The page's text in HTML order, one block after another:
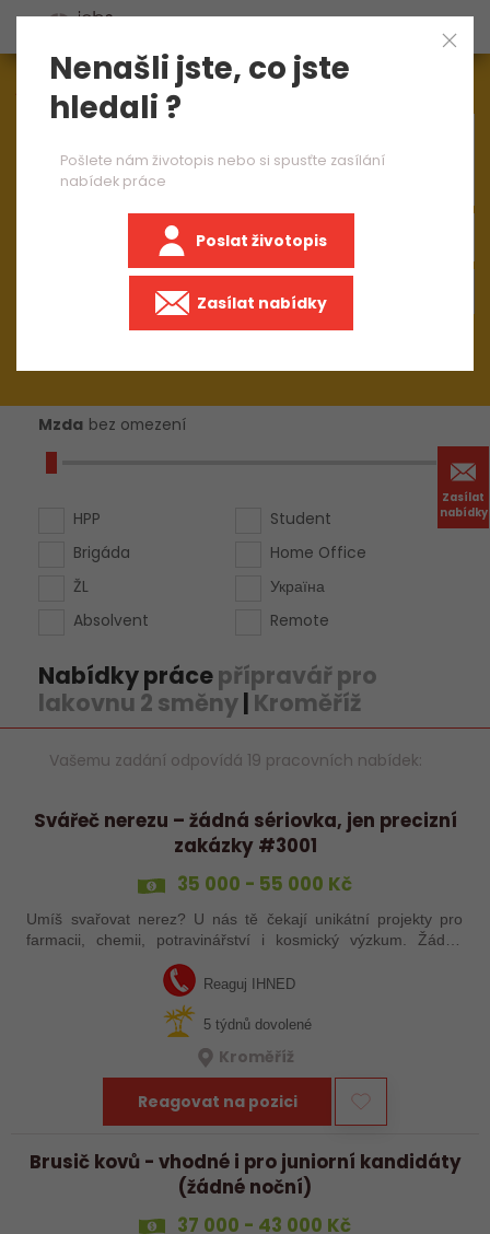
Zasílat
nabídky
Aktuálně1544nabídek práce
Mzda bez omezení
HPP
Brigáda
ŽL
Absolvent
Student
Home Office
Україна
Remote
Nabídky prácepřípravář pro
lakovnu 2 směny| Kroměříž
Vašemu zadání odpovídá 19 pracovních nabídek:
Svářeč nerezu – žádná sériovka, jen precizní
zakázky #3001
35 000 - 55 000 Kč
Umíš svařovat nerez? U nás tě čekají unikátní projekty pro
farmacii, chemii, potravinářství i kosmický výzkum. Žádná
rutina, ale precizní práce, která má smysl.
Reaguj IHNED
5 týdnů dovolené
Kroměříž
Reagovat na pozici
Brusič kovů - vhodné i pro juniorní kandidáty
(žádné noční)
37 000 - 43 000 Kč
Nenašli jste, co jste
hledali ?
Pošlete nám životopis nebo si spusťte zasílání
nabídek práce
Poslat životopis
Zasílat nabídky